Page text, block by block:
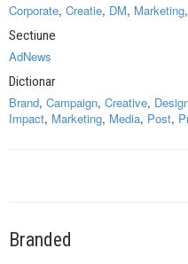
Corporate, Creatie, DM, Marketing,
Sectiune
AdNews
Dictionar
Brand, Campaign, Creative,
Impact, Marketing, Media, Post,
Branded